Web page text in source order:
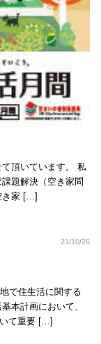
頂いています。 私
題解決（空き家問
き家 […]
21/10/26
で住生活に関する
本計画において、
いて重要 […]